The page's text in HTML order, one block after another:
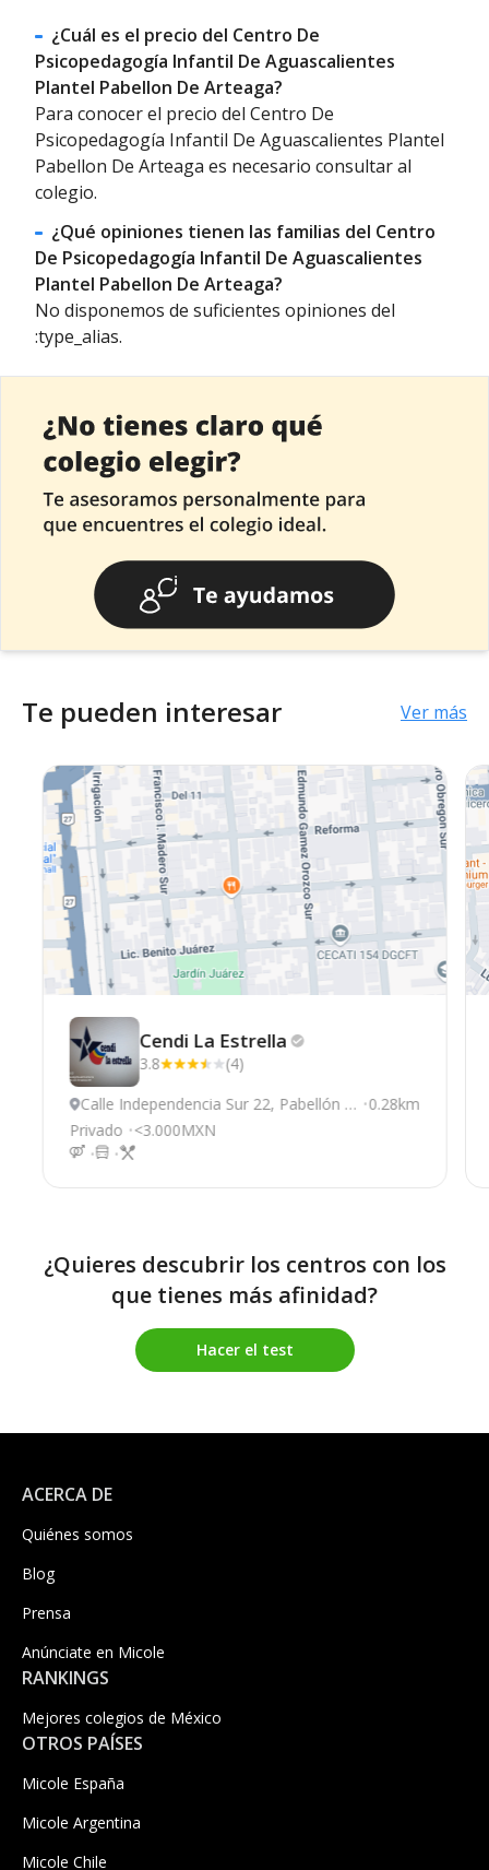
¿Cuál es el precio del Centro De
Psicopedagogía Infantil De Aguascalientes
Plantel Pabellon De Arteaga?
Para conocer el precio del Centro De
Psicopedagogía Infantil De Aguascalientes Plantel
Pabellon De Arteaga es necesario consultar al
colegio.
¿Qué opiniones tienen las familias del Centro
De Psicopedagogía Infantil De Aguascalientes
Plantel Pabellon De Arteaga?
No disponemos de suficientes opiniones del
:type_alias.
Te pueden interesar Ver más
Cendi La Estrella
3.8
(4)
Calle Independencia Sur 22, Pabellón d
e Arteaga
0.28km
Privado <3.000MXN
¿Quieres descubrir los centros con los
que tienes más afinidad?
Hacer el test
ACERCA DE
Quiénes somos
Blog
Prensa
Anúnciate en Micole
RANKINGS
Mejores colegios de México
OTROS PAÍSES
Micole España
Micole Argentina
Micole Chile